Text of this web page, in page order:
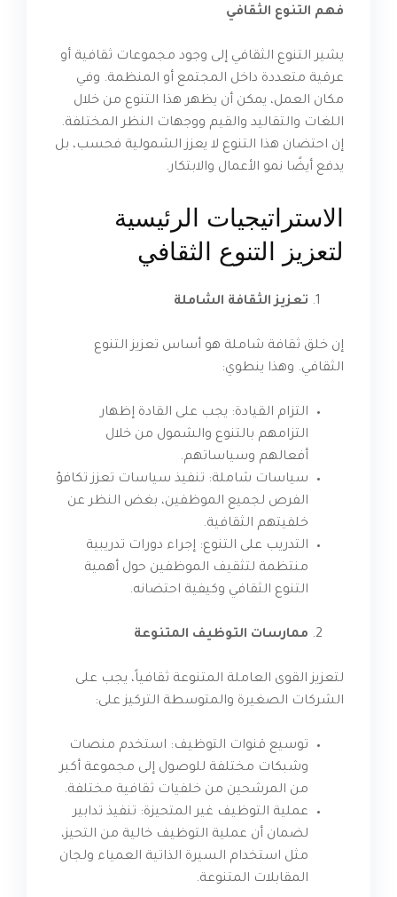
فهم التنوع الثقافي
يشير التنوع الثقافي إلى وجود مجموعات ثقافية أو
عرقية متعددة داخل المجتمع أو المنظمة. وفي
مكان العمل، يمكن أن يظهر هذا التنوع من خلال
اللغات والتقاليد والقيم ووجهات النظر المختلفة.
إن احتضان هذا التنوع لا يعزز الشمولية فحسب، بل
يدفع أيضًا نمو الأعمال والابتكار.
الاستراتيجيات الرئيسية
لتعزيز التنوع الثقافي
تعزيز الثقافة الشاملة
إن خلق ثقافة شاملة هو أساس تعزيز التنوع
الثقافي. وهذا ينطوي:
التزام القيادة: يجب على القادة إظهار
التزامهم بالتنوع والشمول من خلال
أفعالهم وسياساتهم.
سياسات شاملة: تنفيذ سياسات تعزز تكافؤ
الفرص لجميع الموظفين، بغض النظر عن
خلفيتهم الثقافية.
التدريب على التنوع: إجراء دورات تدريبية
منتظمة لتثقيف الموظفين حول أهمية
التنوع الثقافي وكيفية احتضانه.
ممارسات التوظيف المتنوعة
لتعزيز القوى العاملة المتنوعة ثقافياً، يجب على
الشركات الصغيرة والمتوسطة التركيز على:
توسيع قنوات التوظيف: استخدم منصات
وشبكات مختلفة للوصول إلى مجموعة أكبر
من المرشحين من خلفيات ثقافية مختلفة.
عملية التوظيف غير المتحيزة: تنفيذ تدابير
لضمان أن عملية التوظيف خالية من التحيز،
مثل استخدام السيرة الذاتية العمياء ولجان
المقابلات المتنوعة.